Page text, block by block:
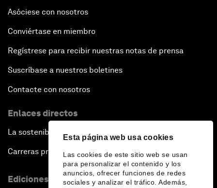
Esta página web usa cookies
Las cookies de este sitio web se usan
para personalizar el contenido y los
anuncios, ofrecer funciones de redes
sociales y analizar el tráfico. Además,
Asóciese con nosotros
Conviértase en miembro
Regístrese para recibir nuestras notas de prensa
Suscríbase a nuestros boletines
Contacte con nosotros
Enlaces directos
La sostenibilidad en el Foro
Carreras profesionales
Ediciones en otros idiomas